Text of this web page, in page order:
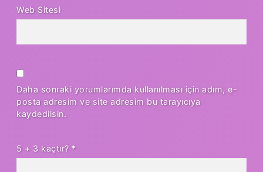
Web Sitesi
Daha sonraki yorumlarımda kullanılması için adım, e-
posta adresim ve site adresim bu tarayıcıya
kaydedilsin.
5 + 3 kaçtır? *